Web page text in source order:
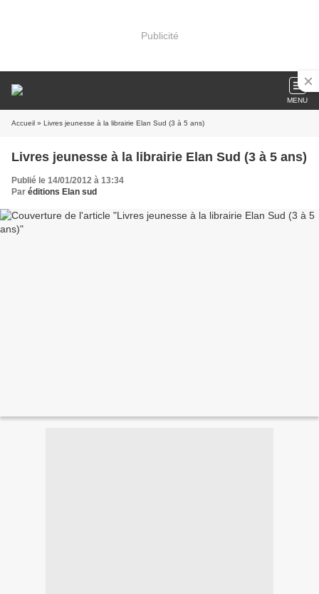
Publicité
MENU
Accueil » Livres jeunesse à la librairie Elan Sud (3 à 5 ans)
Livres jeunesse à la librairie Elan Sud (3 à 5 ans)
Publié le 14/01/2012 à 13:34
Par éditions Elan sud